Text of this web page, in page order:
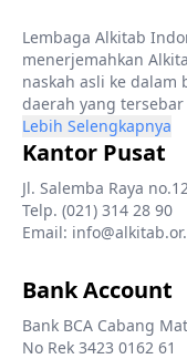
Lembaga Alkitab
menerjemahkan
naskah asli ke dalam
daerah yang
Lebih Selengkapnya
Kantor Pusat
Jl. Salemba Raya
Telp. (021) 314 28 90
Email:
Bank Account
Bank BCA Cabang
No Rek 3423 0162 61